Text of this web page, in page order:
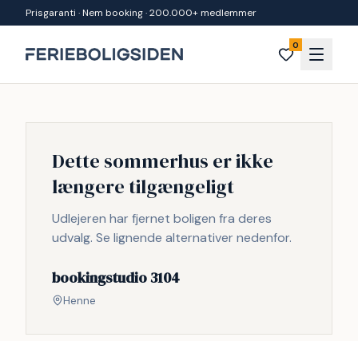
Spring til indhold
Prisgaranti · Nem booking · 200.000+ medlemmer
0
Dette sommerhus er ikke
længere tilgængeligt
Udlejeren har fjernet boligen fra deres
udvalg. Se lignende alternativer nedenfor.
bookingstudio 3104
Henne